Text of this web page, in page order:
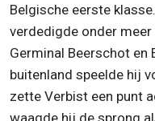
Belgische eerste
verdedigde onder meer
Germinal Beerschot en
buitenland speelde hij
zette Verbist een punt
waagde hij de sprong